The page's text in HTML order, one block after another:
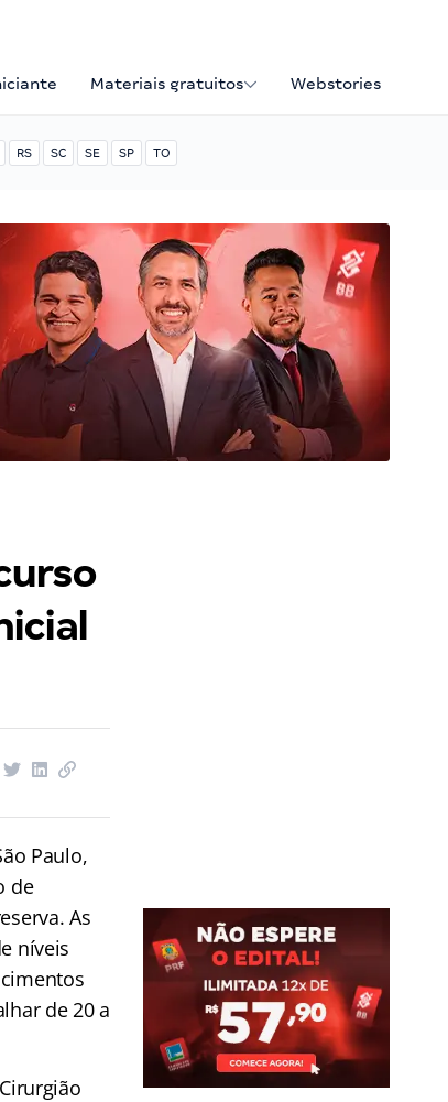
Materiais gratuitos Webstories
RS SC SE SP TO
Paulo,
de
As
níveis
de 20 a